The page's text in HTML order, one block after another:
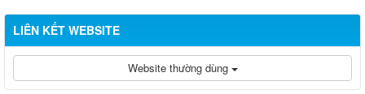
LIÊN KẾT WEBSITE
Website thường dùng